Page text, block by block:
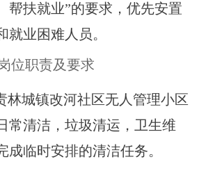
帮扶就业”的要求，优先安置
就业困难人员。
位职责及要求
林城镇改河社区无人管理小区
常清洁，垃圾清运，卫生维
成临时安排的清洁任务。